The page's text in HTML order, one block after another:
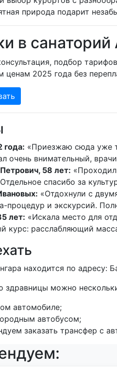
природа подарит
в
подбор
ценам 2025 года без
года: «Приезжаю сюда уже
очень внимательный,
58 лет:
спасибо за
«Отдохнули с
процедур и экскурсий.
лет: «Искала место для
курс: расслабляющий
находится по адресу:
здравницы можно
автомобиле;
автобусом;
заказать трансфер с